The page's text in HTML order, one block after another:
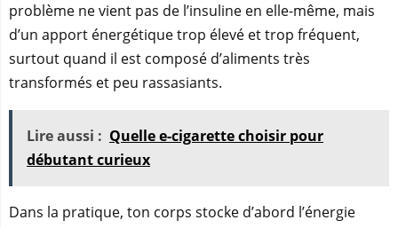
problème ne vient pas de l’insuline en elle-même, mais
d’un apport énergétique trop élevé et trop fréquent,
surtout quand il est composé d’aliments très
transformés et peu rassasiants.
Lire aussi : Quelle e-cigarette choisir pour
débutant curieux
Dans la pratique, ton corps stocke d’abord l’énergie